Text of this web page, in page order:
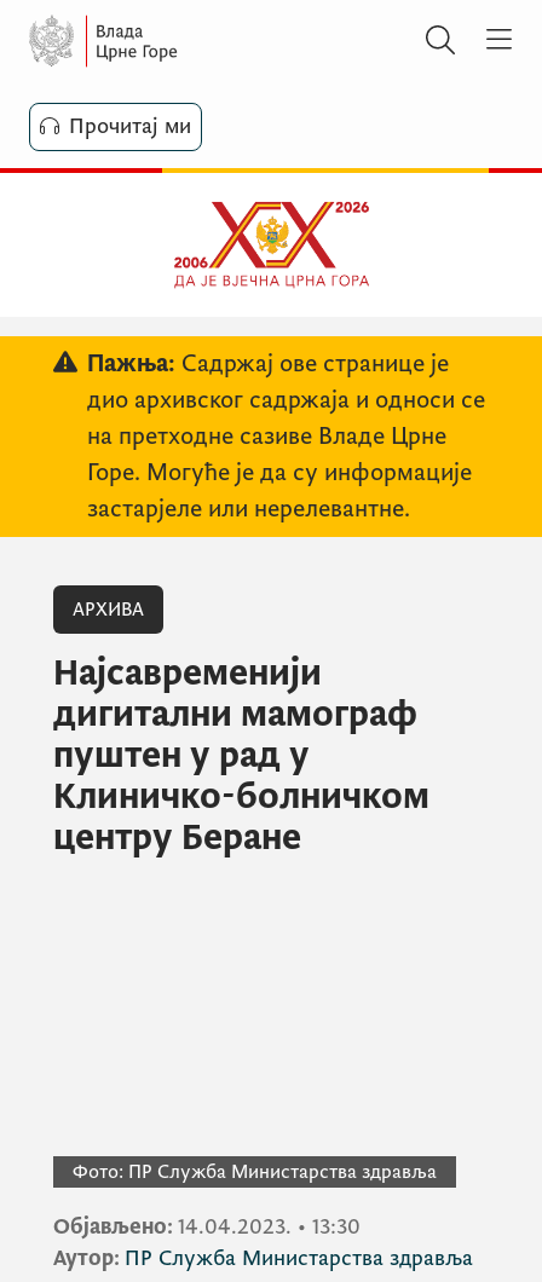
Прочитај ми
Пажња: Садржај ове странице је
дио архивског садржаја и односи се
на претходне сазиве Владе Црне
Горе. Могуће је да су информације
застарјеле или нерелевантне.
АРХИВА
Најсавременији
дигитални мамограф
пуштен у рад у
Клиничко-болничком
центру Беране
Фото: ПР Служба Министарства здравља
Објављено: 14.04.2023. • 13:30
Аутор: ПР Служба Министарства здравља